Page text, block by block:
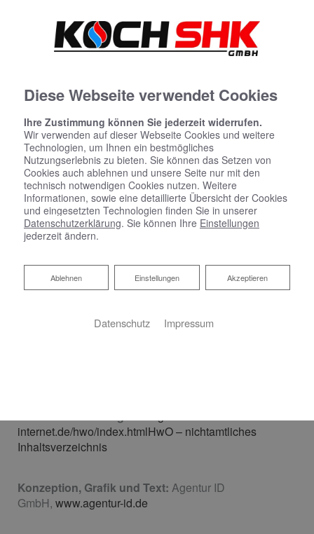
Impressum
Koch SHK GmbH
Behrensstr. 3
50374 Erftstadt-Köttingen
Telefon:02235-7703344
info@koch-shk.de
internet.de/hwo/index.htmlHwO – nichtamtliches
Inhaltsverzeichnis
Konzeption, Grafik und Text: Agentur ID
GmbH, www.agentur-id.de
Diese Webseite verwendet Cookies
Ihre Zustimmung können Sie jederzeit widerrufen.
Wir verwenden auf dieser Webseite Cookies und weitere
Technologien, um Ihnen ein bestmögliches
Nutzungserlebnis zu bieten. Sie können das Setzen von
Cookies auch ablehnen und unsere Seite nur mit den
technisch notwendigen Cookies nutzen. Weitere
Informationen, sowie eine detaillierte Übersicht der Cookies
und eingesetzten Technologien finden Sie in unserer
Datenschutzerklärung. Sie können Ihre Einstellungen
jederzeit ändern.
Akzeptieren
Einstellungen
Ablehnen
Ablehnen
Datenschutz Impressum